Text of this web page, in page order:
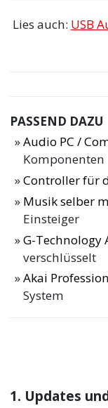
Lies auch: USB
PASSEND DAZU
Audio PC /
Komponenten
Controller für
Musik selber
Einsteiger
G-Technology
verschlüsselt
Akai
System
1. Updates